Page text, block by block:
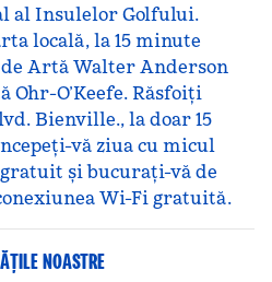
al Insulelor Golfului.
locală, la 15 minute
Artă Walter Anderson
Ohr-O’Keefe. Răsfoiți
Bienville., la doar 15
vă ziua cu micul
și bucurați-vă de
Wi-Fi gratuită.
NOASTRE